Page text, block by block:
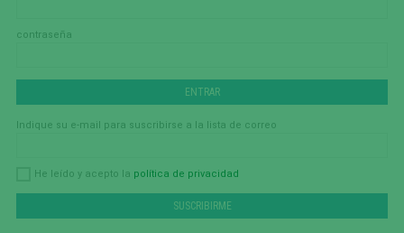
contraseña
Indique su e-mail para suscribirse a la lista de correo
He leído y acepto la política de privacidad